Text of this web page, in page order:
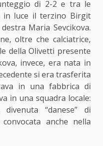
di 2-2 e tra le
in luce il terzino Birgit
Maria Sevcikova.
oltre che calciatrice,
della Olivetti presente
invece, era nata in
si era trasferita
in una fabbrica di
in una squadra locale:
“danese” di
anche nella